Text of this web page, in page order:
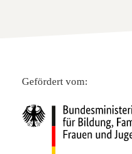
Gefördert vom: